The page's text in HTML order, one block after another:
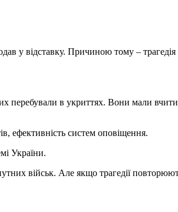
відставку. Причиною тому – трагедія
перебували в укриттях. Вони мали
ефективність систем оповіщення.
України.
військ. Але якщо трагедії